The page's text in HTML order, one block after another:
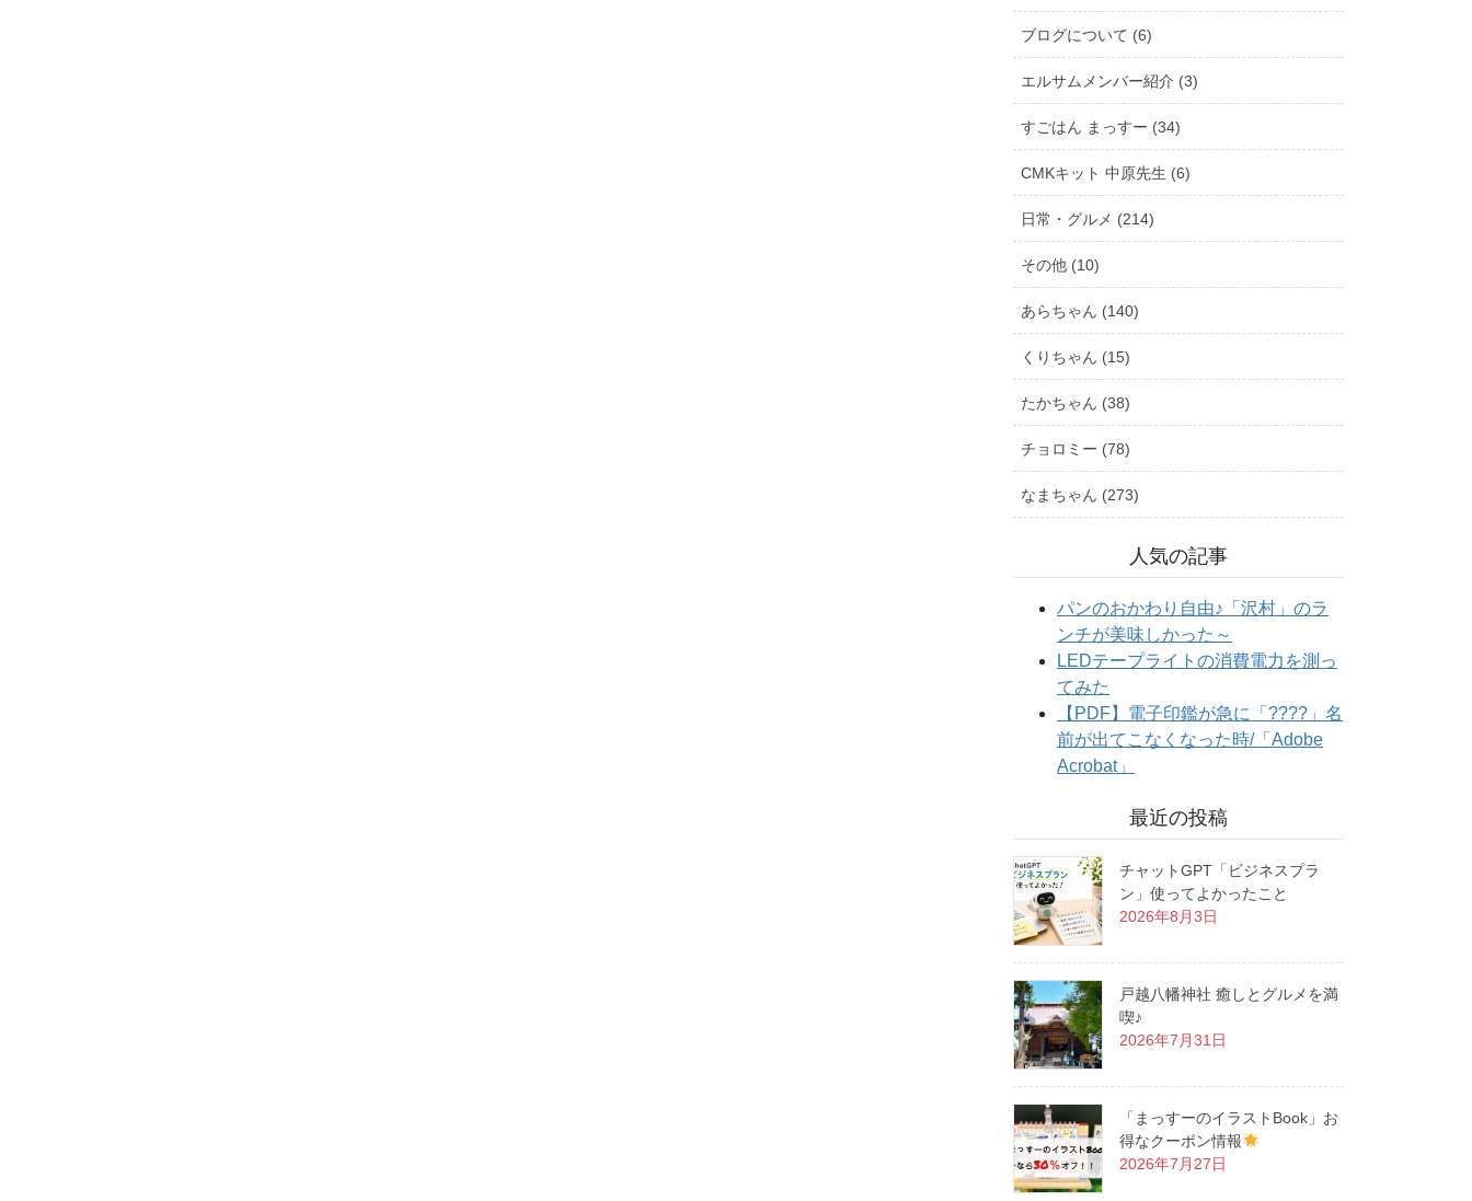
ブログについて (6)
エルサムメンバー紹介 (3)
すごはん まっすー (34)
CMKキット 中原先生 (6)
日常・グルメ (214)
その他 (10)
あらちゃん (140)
くりちゃん (15)
たかちゃん (38)
チョロミー (78)
なまちゃん (273)
人気の記事
最近の投稿
チャットGPT「ビジネスプラ
ン」使ってよかったこと
2026年8月3日
戸越八幡神社 癒しとグルメを満
喫♪
2026年7月31日
「まっすーのイラストBook」お
得なクーポン情報
2026年7月27日